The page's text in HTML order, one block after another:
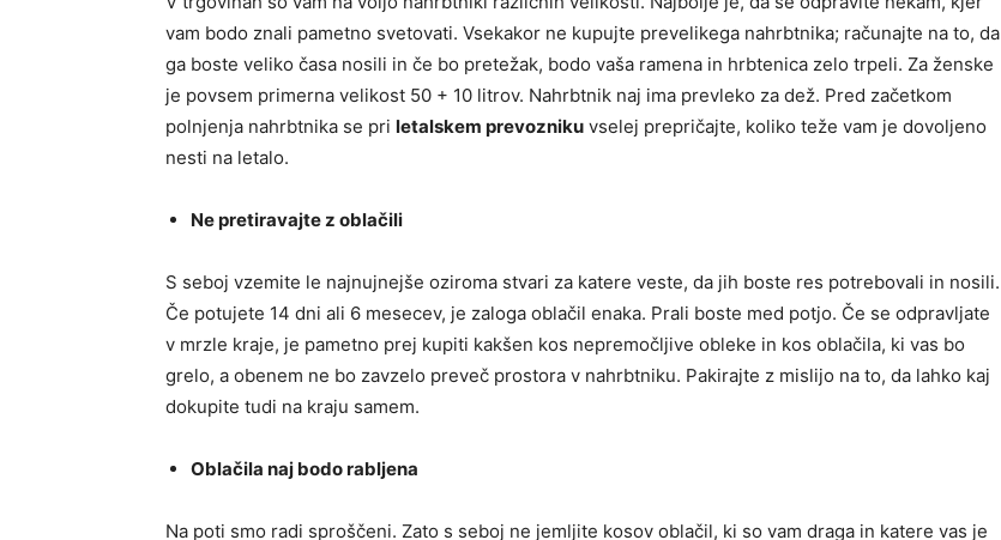
vam bodo znali pametno svetovati. Vsekakor ne kupujte prevelikega nahrbtnika; računajte na to, da
ga boste veliko časa nosili in če bo pretežak, bodo vaša ramena in hrbtenica zelo trpeli. Za ženske
je povsem primerna velikost 50 + 10 litrov. Nahrbtnik naj ima prevleko za dež. Pred začetkom
polnjenja nahrbtnika se pri letalskem prevozniku vselej prepričajte, koliko teže vam je dovoljeno
nesti na letalo.
Ne pretiravajte z oblačili
S seboj vzemite le najnujnejše oziroma stvari za katere veste, da jih boste res potrebovali in nosili.
Če potujete 14 dni ali 6 mesecev, je zaloga oblačil enaka. Prali boste med potjo. Če se odpravljate
v mrzle kraje, je pametno prej kupiti kakšen kos nepremočljive obleke in kos oblačila, ki vas bo
grelo, a obenem ne bo zavzelo preveč prostora v nahrbtniku. Pakirajte z mislijo na to, da lahko kaj
dokupite tudi na kraju samem.
Oblačila naj bodo rabljena
Na poti smo radi sproščeni. Zato s seboj ne jemljite kosov oblačil, ki so vam draga in katere vas je